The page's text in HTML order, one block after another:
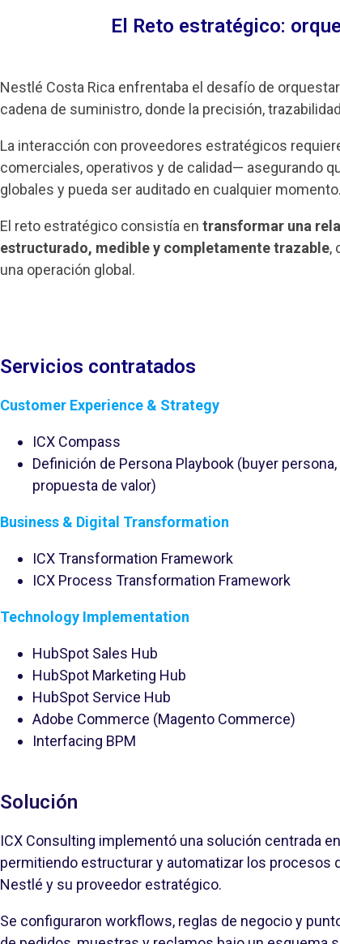
El Reto estratégico:
Nestlé Costa Rica enfrentaba el desafío de
cadena de suministro, donde la precisión,
La interacción con proveedores estratégicos
comerciales, operativos y de calidad— asegurando
globales y pueda ser auditado en cualquier momento.
El reto estratégico consistía en transformar una
estructurado, medible y completamente trazable,
una operación global.
Servicios contratados
Customer Experience & Strategy
ICX Compass
Definición de Persona Playbook (buyer
propuesta de valor)
Business & Digital Transformation
ICX Transformation Framework
ICX Process Transformation Framework
Technology Implementation
HubSpot Sales Hub
HubSpot Marketing Hub
HubSpot Service Hub
Adobe Commerce (Magento Commerce)
Interfacing BPM
Solución
ICX Consulting implementó una solución centrada
permitiendo estructurar y automatizar los procesos
Nestlé y su proveedor estratégico.
Se configuraron workflows, reglas de negocio y